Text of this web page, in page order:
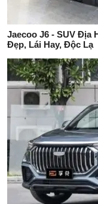
Jaecoo J6 - SUV Địa
Đẹp, Lái Hay, Độc Lạ